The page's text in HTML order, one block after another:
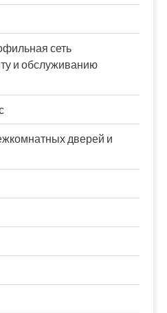
сеть
и обслуживанию
дверей и